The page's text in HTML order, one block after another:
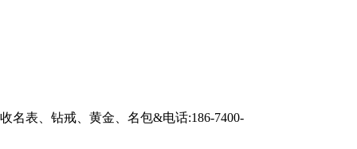
名表、钻戒、黄金、名包&电话:186-7400-